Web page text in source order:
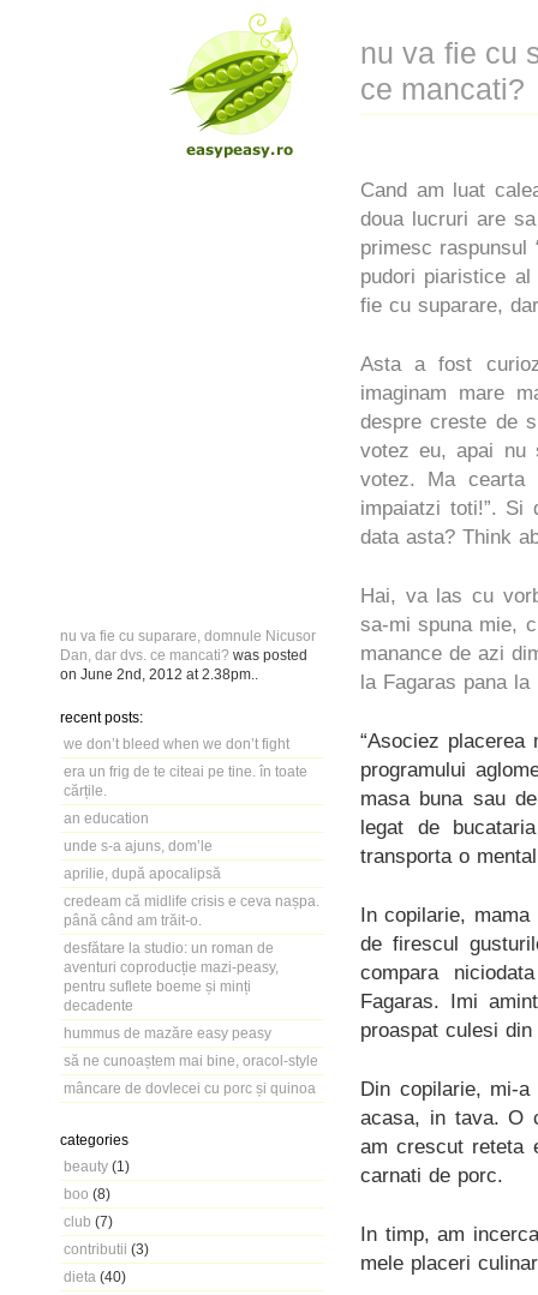
nu va fie cu suparare, domnule Nicusor
Dan, dar dvs. ce mancati? was posted
on June 2nd, 2012 at 2.38pm
recent posts:
we don’t bleed when we don’t fight
era un frig de te citeai pe tine. în toate
cărțile.
an education
unde s-a ajuns, dom’le
aprilie, după apocalipsă
credeam că midlife crisis e ceva nașpa.
până când am trăit-o.
desfătare la studio: un roman de
aventuri coproducție mazi-peasy,
pentru suflete boeme și minți
decadente
hummus de mazăre easy peasy
să ne cunoaștem mai bine, oracol-style
mâncare de dovlecei cu porc și quinoa
categories
beauty (1)
boo (8)
club (7)
contributii (3)
dieta (40)
nu va fie cu
ce mancati?
Cand am luat
doua lucruri are
primesc
pudori piaristice
fie cu suparare,
Asta a fost
imaginam mare
despre creste de
votez eu, apai
votez. Ma cearta
impaiatzi toti!”. Si
data asta? Think
Hai, va las cu
sa-mi spuna mie,
manance de azi
la Fagaras pana
“Asociez
programului
masa buna sau
legat de
transporta o
In copilarie,
de firescul
compara
Fagaras. Imi
proaspat culesi din
Din copilarie, mi-
acasa, in tava. O
am crescut reteta
carnati de porc.
In timp, am
mele placeri